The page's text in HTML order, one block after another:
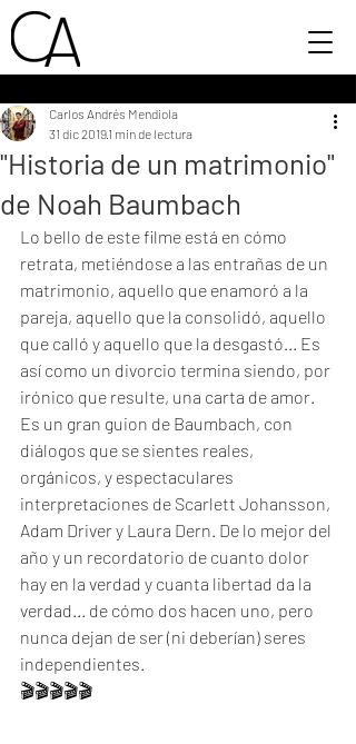
"Historia de un matrimonio"
de Noah Baumbach
Carlos Andrés Mendiola
31 dic 20191 min de lectura
Lo bello de este filme está en cómo
retrata, metiéndose a las entrañas de un
matrimonio, aquello que enamoró a la
pareja, aquello que la consolidó, aquello
que calló y aquello que la desgastó... Es
así como un divorcio termina siendo, por
irónico que resulte, una carta de amor.
Es un gran guion de Baumbach, con
diálogos que se sientes reales,
orgánicos, y espectaculares
interpretaciones de Scarlett Johansson,
Adam Driver y Laura Dern. De lo mejor del
año y un recordatorio de cuanto dolor
hay en la verdad y cuanta libertad da la
verdad... de cómo dos hacen uno, pero
nunca dejan de ser (ni deberían) seres
independientes.
🎬🎬🎬🎬🎬